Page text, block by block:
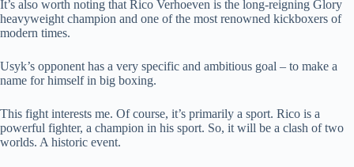
It’s also worth noting that Rico Verhoeven is the long-reigning Glory
heavyweight champion and one of the most renowned kickboxers of
modern times.
Usyk’s opponent has a very specific and ambitious goal – to make a
name for himself in big boxing.
This fight interests me. Of course, it’s primarily a sport. Rico is a
powerful fighter, a champion in his sport. So, it will be a clash of two
worlds. A historic event.